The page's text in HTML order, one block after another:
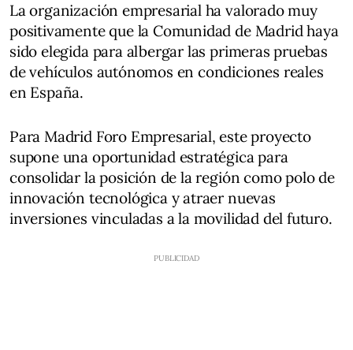
La organización empresarial ha valorado muy
positivamente que la Comunidad de Madrid haya
sido elegida para albergar las primeras pruebas
de vehículos autónomos en condiciones reales
en España.
Para Madrid Foro Empresarial, este proyecto
supone una oportunidad estratégica para
consolidar la posición de la región como polo de
innovación tecnológica y atraer nuevas
inversiones vinculadas a la movilidad del futuro.